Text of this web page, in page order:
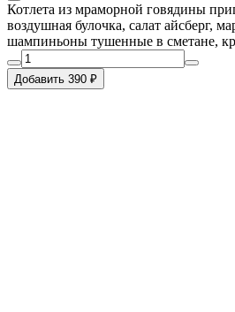
Котлета из мраморной говядины
воздушная булочка, салат айсберг,
шампиньоны тушенные в сметане,
Добавить 390 ₽